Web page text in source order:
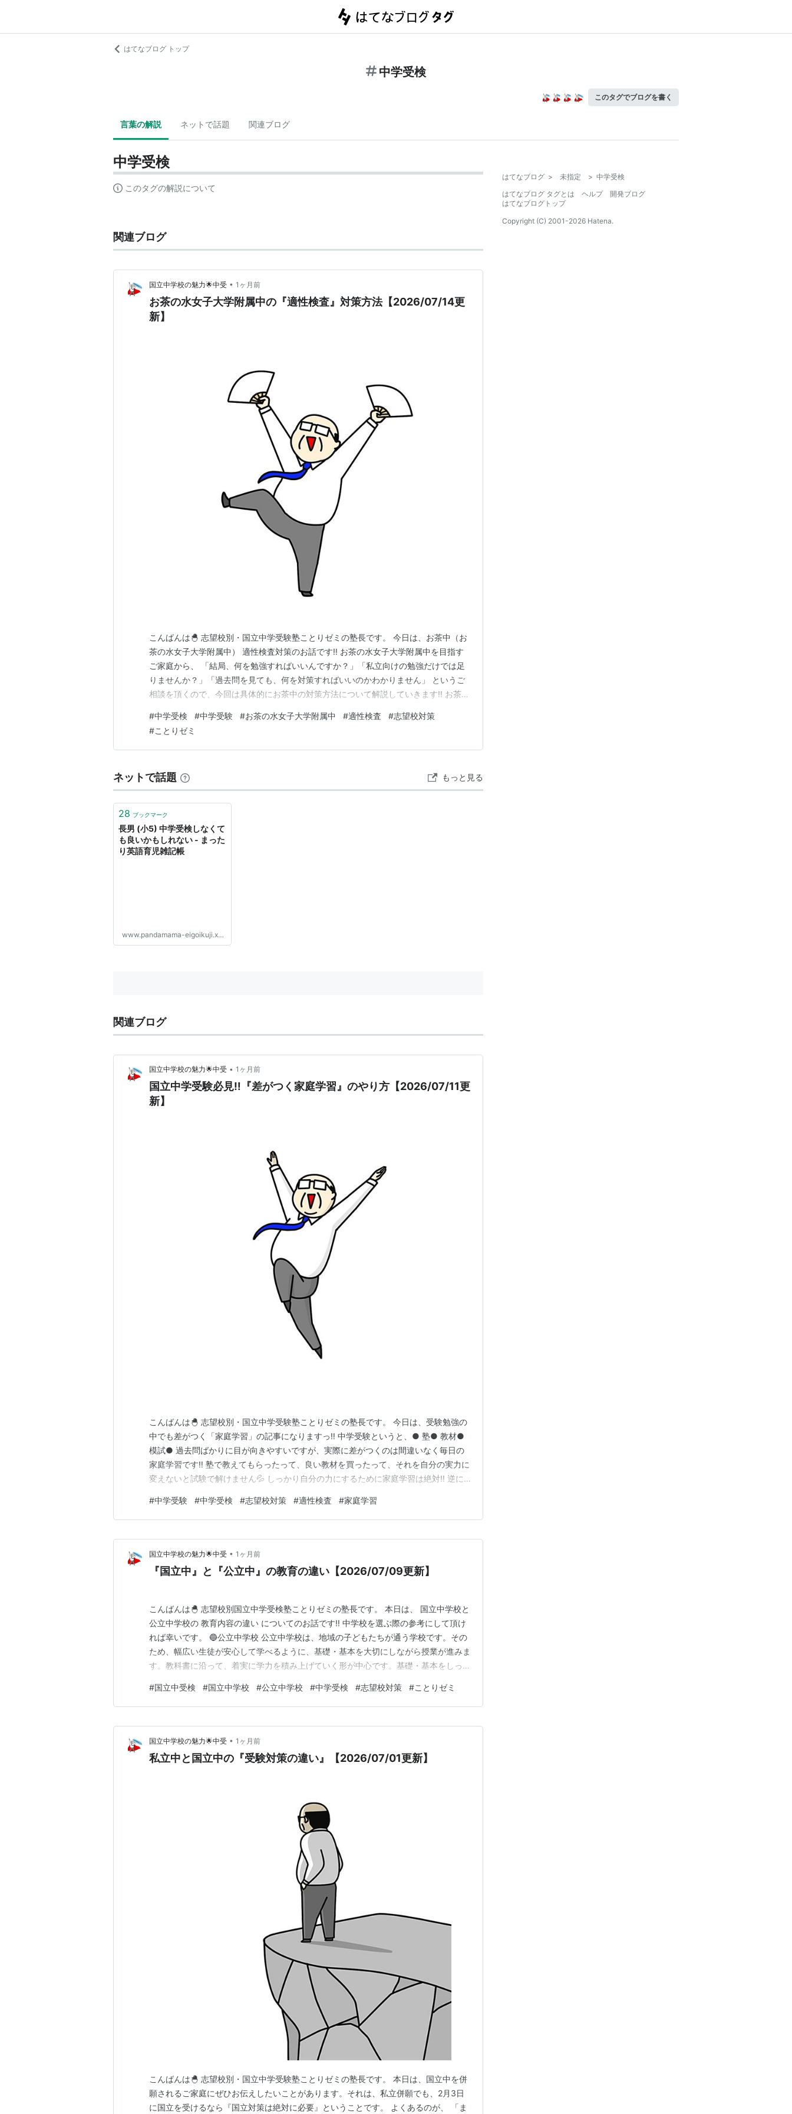
はてなブログ トップ
中学受検
このタグでブログを書く
言葉の解説 ネットで話題 関連ブログ
中学受検
このタグの解説について
関連ブログ
国立中学校の魅力🌟中受 • 1ヶ月前
お茶の水女子大学附属中の『適性検査』対策方法【2026/07/14更
新】
こんばんは🐣 志望校別・国立中学受験塾ことりゼミの塾長です。 今日は、お茶中（お
茶の水女子大学附属中） 適性検査対策のお話です‼️ お茶の水女子大学附属中を目指す
ご家庭から、 「結局、何を勉強すればいいんですか？」「私立向けの勉強だけでは足
りませんか？」「過去問を見ても、何を対策すればいいのかわかりません」 というご
相談を頂くので、今回は具体的にお茶中の対策方法について解説していきます‼️ お茶の
ん。問題を見たときに、 国語なのか、資料読解なのか、記述なのかが、きれいに分か
れて見えにくいことも多いです。そのため、何とな…
#中学受検 #中学受験 #お茶の水女子大学附属中 #適性検査 #志望校対策
#ことりゼミ
ネットで話題 もっと見る
28 ブックマーク
長男 (小5) 中学受検しなくて
も良いかもしれない - まった
り英語育児雑記帳
www.pandamama-eigoikuji.xyz
関連ブログ
国立中学校の魅力🌟中受 • 1ヶ月前
国立中学受験必見‼️『差がつく家庭学習』のやり方【2026/07/11更
新】
こんばんは🐣 志望校別・国立中学受験塾ことりゼミの塾長です。 今日は、受験勉強の
中でも差がつく「家庭学習」の記事になりますっ‼️ 中学受験というと、● 塾● 教材●
模試● 過去問ばかりに目が向きやすいですが、実際に差がつくのは間違いなく毎日の
家庭学習です‼️ 塾で教えてもらったって、良い教材を買ったって、それを自分の実力に
変えないと試験で解けません💦 しっかり自分の力にするために家庭学習は絶対‼️ 逆に
に家庭学習を行えば良いのか⁉️ ポイントは、長時間やることではなく、目的をもって
続けることです✨ 『今日は何をやる…
#中学受験 #中学受検 #志望校対策 #適性検査 #家庭学習
国立中学校の魅力🌟中受 • 1ヶ月前
『国立中』と『公立中』の教育の違い【2026/07/09更新】
こんばんは🐣 志望校別国立中学受検塾ことりゼミの塾長です。 本日は、 国立中学校と
公立中学校の 教育内容の違い についてのお話です‼️ 中学校を選ぶ際の参考にして頂け
れば幸いです。 🔵公立中学校 公立中学校は、地域の子どもたちが通う学校です。その
ため、幅広い生徒が安心して学べるように、基礎・基本を大切にしながら授業が進みま
す。教科書に沿って、着実に学力を積み上げていく形が中心です。基礎・基本をしっか
は、国立大学附属校であるため、教育研究の場という側面があります。知識を覚えるだ
けでなく考える・まとめる・伝える・話し合う…
#国立中受検 #国立中学校 #公立中学校 #中学受検 #志望校対策 #ことりゼミ
国立中学校の魅力🌟中受 • 1ヶ月前
私立中と国立中の『受験対策の違い』【2026/07/01更新】
こんばんは🐣 志望校別・国立中学受験塾ことりゼミの塾長です。 本日は、国立中を併
願されるご家庭にぜひお伝えしたいことがあります。それは、私立併願でも、2月3日
に国立を受けるなら『国立対策は絶対に必要』ということです。 よくあるのが、 「ま
はてなブログ > 未指定 > 中学受検
はてなブログ タグとは
ヘルプ
開発ブログ
はてなブログトップ
Copyright (C) 2001-2026 Hatena.